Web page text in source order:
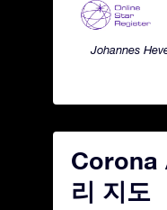
Johannes
Corona
리 지도